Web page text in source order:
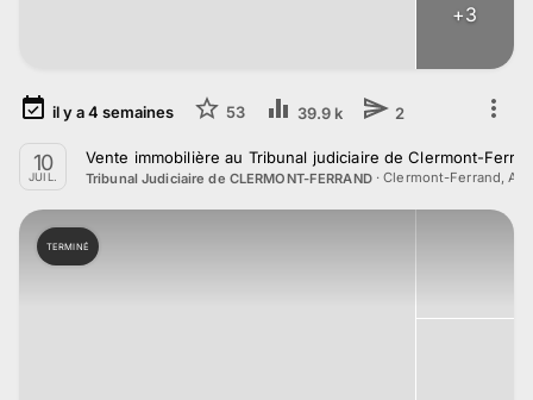
+3
il y a4 semaines 53 39.9 k 2
10
JUIL.
Vente immobilière au Tribunal judiciaire de Clermont-
Tribunal Judiciaire de CLERMONT-FERRAND·Clermont-Ferrand,
TERMINÉ